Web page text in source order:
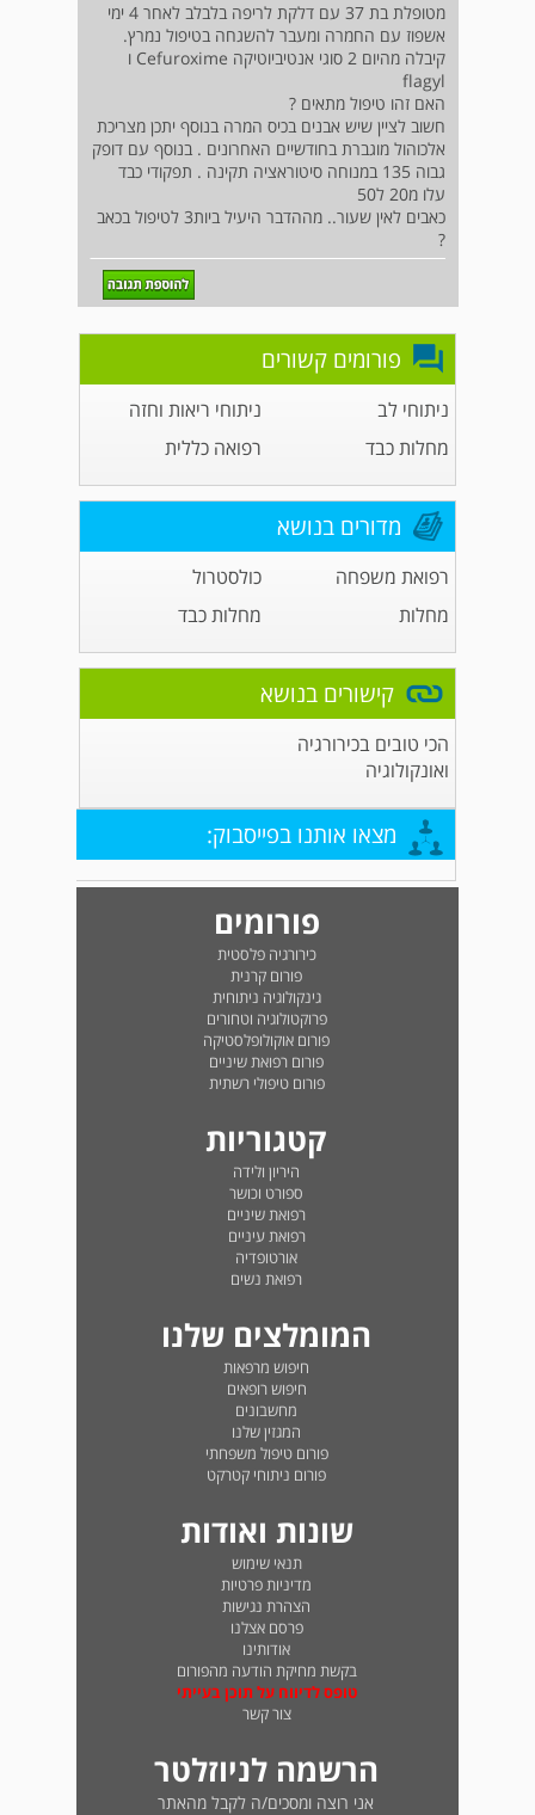
מטופלת בת 37 עם דלקת לריפה בלבלב לאחר 4 ימי
אשפוז עם החמרה ומעבר להשגחה בטיפול נמרץ.
קיבלה מהיום 2 סוגי אנטיביוטיקה Cefuroxime ו
flagyl
האם זהו טיפול מתאים ?
חשוב לציין שיש אבנים בכיס המרה בנוסף יתכן מצריכת
אלכוהול מוגברת בחודשיים האחרונים . בנוסף עם דופק
גבוה 135 במנוחה סיטוראציה תקינה . תפקודי כבד
עלו מ20 ל50
כאבים לאין שעור.. מההדבר היעיל ביות3 לטיפול בכאב
?
פורומים קשורים
ניתוחי לב
ניתוחי ריאות וחזה
מחלות כבד
רפואה כללית
מדורים בנושא
רפואת משפחה
כולסטרול
מחלות
מחלות כבד
קישורים בנושא
הכי טובים בכירורגיה
ואונקולוגיה
מצאו אותנו בפייסבוק:
פורומים
כירורגיה פלסטית
פורום קרנית
גינקולוגיה ניתוחית
פרוקטולוגיה וטחורים
פורום אוקולופלסטיקה
פורום רפואת שיניים
פורום טיפולי רשתית
קטגוריות
היריון ולידה
ספורט וכושר
רפואת שיניים
רפואת עיניים
אורטופדיה
רפואת נשים
המומלצים שלנו
חיפוש מרפאות
חיפוש רופאים
מחשבונים
המגזין שלנו
פורום טיפול משפחתי
פורום ניתוחי קטרקט
שונות ואודות
תנאי שימוש
מדיניות פרטיות
הצהרת נגישות
פרסם אצלנו
אודותינו
בקשת מחיקת הודעה מהפורום
טופס לדיווח על תוכן בעייתי
צור קשר
הרשמה לניוזלטר
אני רוצה ומסכים/ה לקבל מהאתר